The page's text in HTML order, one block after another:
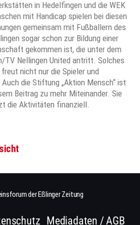
in Hedelfingen und die WEK
mit Handicap spielen bei diesen
gemeinsam mit Fußballern des
sogar schon zur Bildung einer
gekommen ist, die unter dem
TV Nellingen United antritt. Solches
nicht nur die Spieler und
die Stiftung „Aktion Mensch“ ist
Beitrag zu mehr Miteinander. Sie
die Aktivitäten finanziell.
der Eßlinger Zeitung
Mediadaten / AGB